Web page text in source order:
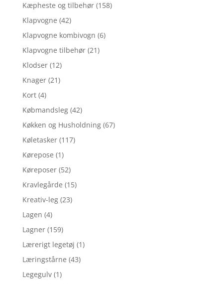
Kæpheste og tilbehør (158)
Klapvogne (42)
Klapvogne kombivogn (6)
Klapvogne tilbehør (21)
Klodser (12)
Knager (21)
Kort (4)
Købmandsleg (42)
Køkken og Husholdning (67)
Køletasker (117)
Kørepose (1)
Køreposer (52)
Kravlegårde (15)
Kreativ-leg (23)
Lagen (4)
Lagner (159)
Lærerigt legetøj (1)
Læringstårne (43)
Legegulv (1)